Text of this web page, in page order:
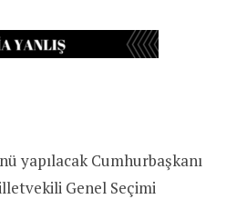
yapılacak Cumhurbaşkanı
Genel Seçimi